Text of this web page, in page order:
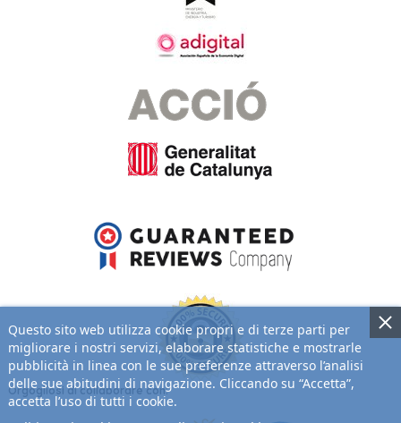
Orgogliosi di collaborare con:
Questo sito web utilizza cookie propri e di terze parti per
migliorare i nostri servizi, elaborare statistiche e mostrarle
pubblicità in linea con le sue preferenze attraverso l’analisi
delle sue abitudini di navigazione. Cliccando su “Accetta”,
accetta l’uso di tutti i cookie.